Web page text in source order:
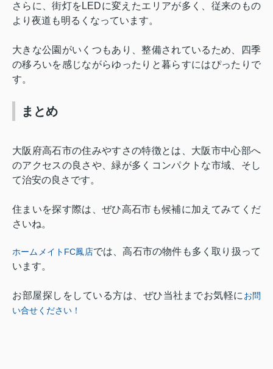
さらに、街灯を LEDに変えたエリアが多く、従来のもの
より夜道も明るくなっています。
大きな公園がいくつもあり、整備されているため、四季
の移ろいを感じながらゆったりと暮らすにはぴったりで
す。
まとめ
大阪府高石市の住みやすさの特徴とは、大阪市中心部へ
のアクセスの良さや、緑が多くコンパクトな市域、そし
て治安の良さです。
住まいを探す際は、ぜひ高石市も候補に加えてみてくだ
さいね。
ホームメイトFC鳳店では、高石市の物件も多く取り扱って
います。
お部屋探しをしている方は、ぜひ当社までお気軽に お問
い合せください！